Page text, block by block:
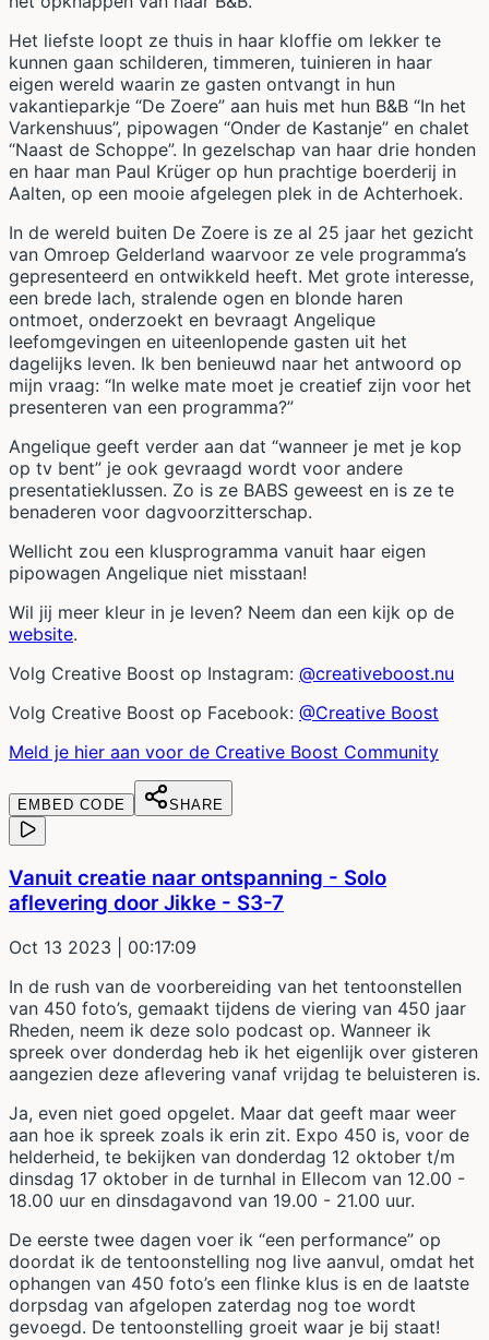
Het liefste loopt ze thuis in haar kloffie om lekker te
kunnen gaan schilderen, timmeren, tuinieren in haar
eigen wereld waarin ze gasten ontvangt in hun
vakantieparkje “De Zoere” aan huis met hun B&B “In het
Varkenshuus”, pipowagen “Onder de Kastanje” en chalet
“Naast de Schoppe”. In gezelschap van haar drie honden
en haar man Paul Krüger op hun prachtige boerderij in
Aalten, op een mooie afgelegen plek in de Achterhoek.
In de wereld buiten De Zoere is ze al 25 jaar het gezicht
van Omroep Gelderland waarvoor ze vele programma’s
gepresenteerd en ontwikkeld heeft. Met grote interesse,
een brede lach, stralende ogen en blonde haren
ontmoet, onderzoekt en bevraagt Angelique
leefomgevingen en uiteenlopende gasten uit het
dagelijks leven. Ik ben benieuwd naar het antwoord op
mijn vraag: “In welke mate moet je creatief zijn voor het
presenteren van een programma?”
Angelique geeft verder aan dat “wanneer je met je kop
op tv bent” je ook gevraagd wordt voor andere
presentatieklussen. Zo is ze BABS geweest en is ze te
benaderen voor dagvoorzitterschap.
Wellicht zou een klusprogramma vanuit haar eigen
pipowagen Angelique niet misstaan!
Wil jij meer kleur in je leven? Neem dan een kijk op de
website.
Volg Creative Boost op Instagram: @creativeboost.nu
Volg Creative Boost op Facebook: @Creative Boost
Meld je hier aan voor de Creative Boost Community
EMBED CODE SHARE
Vanuit creatie naar ontspanning - Solo
aflevering door Jikke - S3-7
Oct 13 2023 | 00:17:09
In de rush van de voorbereiding van het tentoonstellen
van 450 foto’s, gemaakt tijdens de viering van 450 jaar
Rheden, neem ik deze solo podcast op. Wanneer ik
spreek over donderdag heb ik het eigenlijk over gisteren
aangezien deze aflevering vanaf vrijdag te beluisteren is.
Ja, even niet goed opgelet. Maar dat geeft maar weer
aan hoe ik spreek zoals ik erin zit. Expo 450 is, voor de
helderheid, te bekijken van donderdag 12 oktober t/m
dinsdag 17 oktober in de turnhal in Ellecom van 12.00 -
18.00 uur en dinsdagavond van 19.00 - 21.00 uur.
De eerste twee dagen voer ik “een performance” op
doordat ik de tentoonstelling nog live aanvul, omdat het
ophangen van 450 foto’s een flinke klus is en de laatste
dorpsdag van afgelopen zaterdag nog toe wordt
gevoegd. De tentoonstelling groeit waar je bij staat!